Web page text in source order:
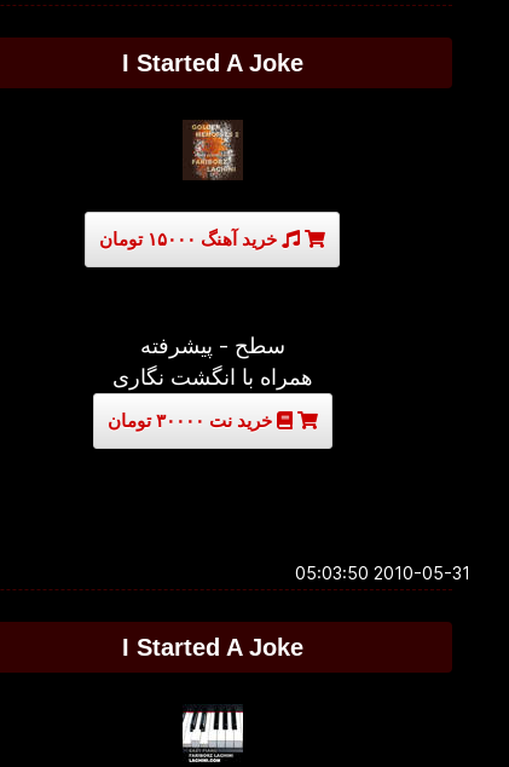
I Started A Joke
خرید آهنگ ۱۵۰۰۰ تومان
سطح - پیشرفته
همراه با انگشت نگاری
خرید نت ۳۰۰۰۰ تومان
2010-05-31 05:03:50
I Started A Joke